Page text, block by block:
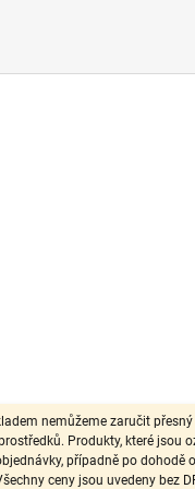
nemůžeme zaručit
Produkty, které jsou
případně po dohodě
ceny jsou uvedeny bez